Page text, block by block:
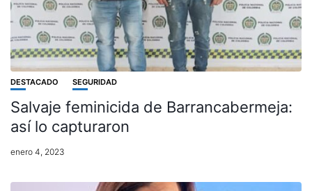
DESTACADO SEGURIDAD
Salvaje feminicida de Barrancabermeja:
así lo capturaron
enero 4, 2023